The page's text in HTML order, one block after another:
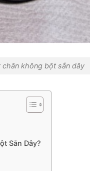
chân không bột sắn dây
Sắn Dây?